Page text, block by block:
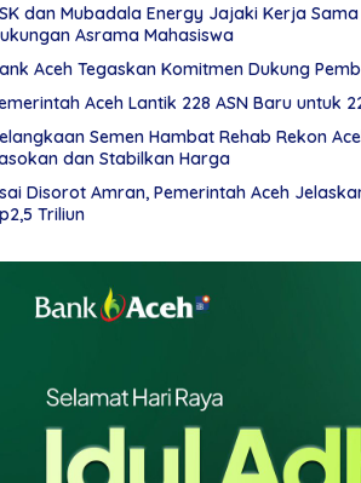
dan Mubadala Energy Jajaki Kerja
Asrama Mahasiswa
Aceh Tegaskan Komitmen Dukung
Aceh Lantik 228 ASN Baru untuk
Semen Hambat Rehab Rekon
dan Stabilkan Harga
Disorot Amran, Pemerintah Aceh
Triliun